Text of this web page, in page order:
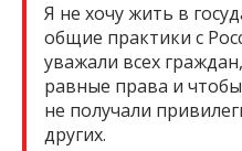
Я не хочу жить в
общие практики с
уважали всех
равные права и
не получали
других.